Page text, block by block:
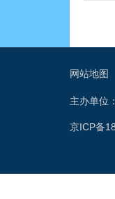
网站地图
主办单位
京ICP备